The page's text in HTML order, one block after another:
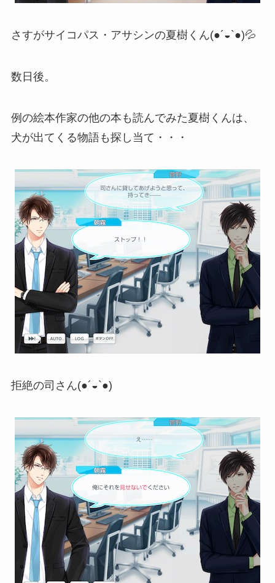
さすがサイコパス・アサシンの夏樹くん(●´◒`●)💦
数日後。
例の絵本作家の他の本も読んでみた夏樹くんは、
犬が出てくる物語も探し当て・・・
拒絶の司さん(●´◒`●)